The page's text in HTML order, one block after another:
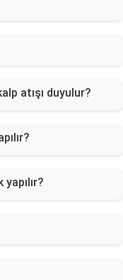
atışı duyulur?